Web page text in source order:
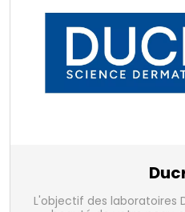
L'objectif des laboratoires